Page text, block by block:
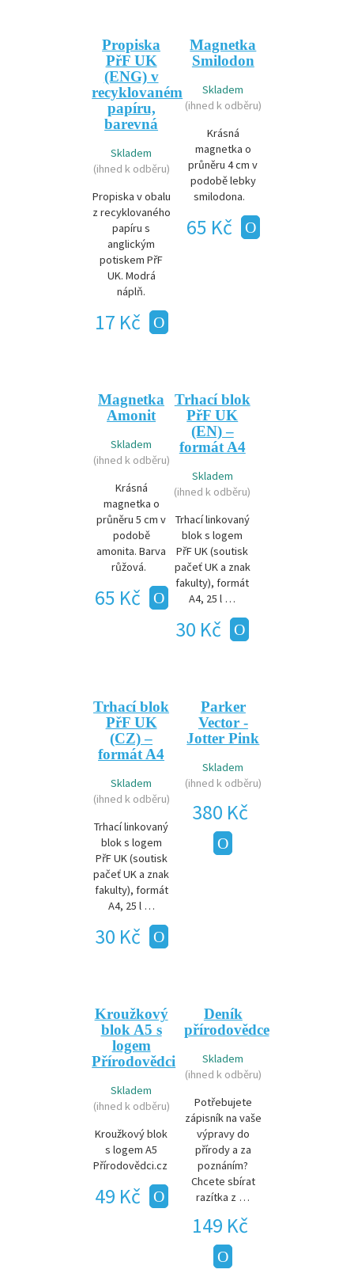
Propiska
PřF UK
(ENG) v
recyklovaném
papíru,
barevná
Skladem
(ihned k odběru)
Propiska v obalu
z recyklovaného
papíru s
anglickým
potiskem PřF
UK. Modrá
náplň.
17 Kč
Magnetka
Smilodon
Skladem
(ihned k odběru)
Krásná
magnetka o
průněru 4 cm v
podobě lebky
smilodona.
65 Kč
Magnetka
Amonit
Skladem
(ihned k odběru)
Krásná
magnetka o
průněru 5 cm v
podobě
amonita. Barva
růžová.
65 Kč
Trhací blok
PřF UK
(EN) –
formát A4
Skladem
(ihned k odběru)
Trhací linkovaný
blok s logem
PřF UK (soutisk
pačeť UK a znak
fakulty), formát
A4, 25 l …
30 Kč
Trhací blok
PřF UK
(CZ) –
formát A4
Skladem
(ihned k odběru)
Trhací linkovaný
blok s logem
PřF UK (soutisk
pačeť UK a znak
fakulty), formát
A4, 25 l …
30 Kč
Parker
Vector -
Jotter Pink
Skladem
(ihned k odběru)
380 Kč
Kroužkový
blok A5 s
logem
Přírodovědci
Skladem
(ihned k odběru)
Kroužkový blok
s logem A5
Přírodovědci.cz
49 Kč
Deník
přírodovědce
Skladem
(ihned k odběru)
Potřebujete
zápisník na vaše
výpravy do
přírody a za
poznáním?
Chcete sbírat
razítka z …
149 Kč